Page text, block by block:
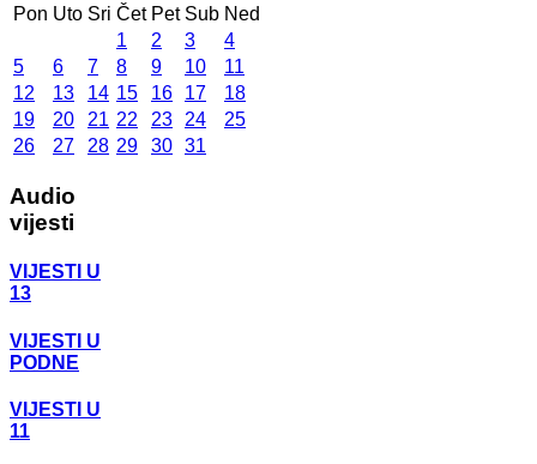
Pon Uto Sri Čet Pet Sub Ned
1
2 3
4
5
6 7 8 9 10
11
12
13 14 15 16 17
18
19
20 21 22 23 24
25
26
27 28 29 30 31
Audio
vijesti
VIJESTI U
13
VIJESTI U
PODNE
VIJESTI U
11